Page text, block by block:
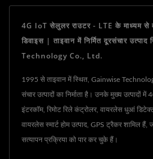
4G IoT सेलुलर राउटर - LTE के माध्यम से
डिवाइस | ताइवान में निर्मित दूरसंचार
Technology Co., Ltd.
1995 से ताइवान में स्थित, Gainwise
संचार उत्पादों का निर्माता है। उनके मुख्य उत्पादों
इंटरकॉम, रिमोट रिले कंट्रोलर, वायरलेस धुआं
वायरलेस स्मार्ट होम उत्पाद, GPS ट्रैकर शामिल
सत्यापन प्रक्रिया को पार कर चुके हैं।